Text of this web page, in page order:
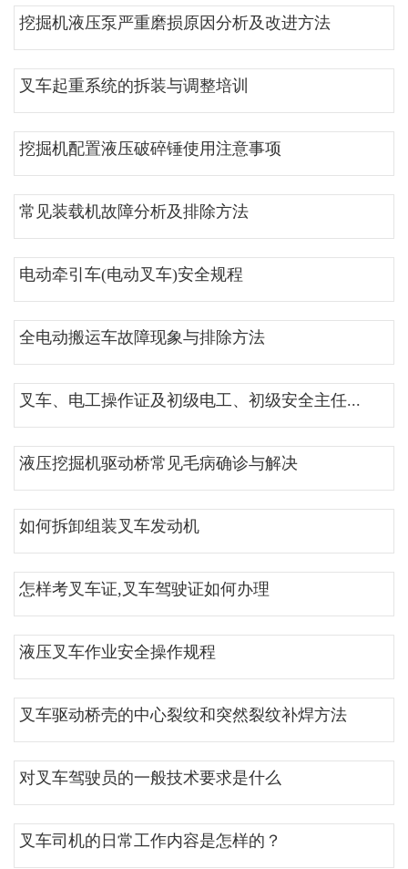
挖掘机液压泵严重磨损原因分析及改进方法
叉车起重系统的拆装与调整培训
挖掘机配置液压破碎锤使用注意事项
常见装载机故障分析及排除方法
电动牵引车(电动叉车)安全规程
全电动搬运车故障现象与排除方法
叉车、电工操作证及初级电工、初级安全主任...
液压挖掘机驱动桥常见毛病确诊与解决
如何拆卸组装叉车发动机
怎样考叉车证,叉车驾驶证如何办理
液压叉车作业安全操作规程
叉车驱动桥壳的中心裂纹和突然裂纹补焊方法
对叉车驾驶员的一般技术要求是什么
叉车司机的日常工作内容是怎样的？